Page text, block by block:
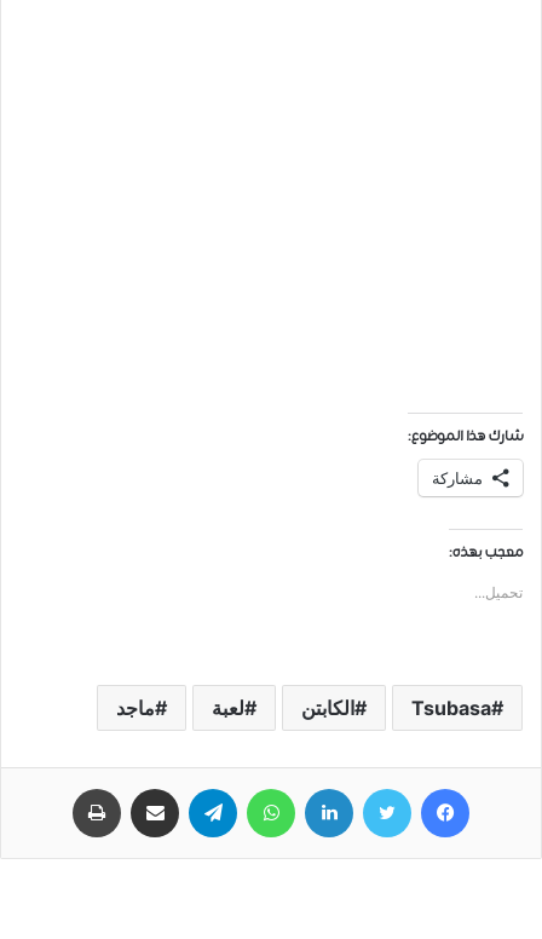
شارك هذا الموضوع:
مشاركة
معجب بهذه:
تحميل...
Tsubasa ﺍﻟﻜﺎﺑﺘﻦ لعبة ﻣﺎﺟﺪ
فيسبوك تويتر لينكدإن واتساب تيلقرام مشاركة عبر البريد